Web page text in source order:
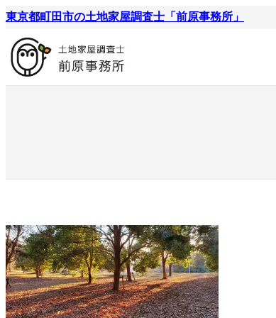
内
を
ス
キ
ッ
東京都町田市の土地家屋調査士「前原事務所」